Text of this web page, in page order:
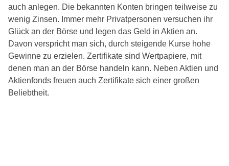
auch anlegen. Die bekannten Konten bringen teilweise zu
wenig Zinsen. Immer mehr Privatpersonen versuchen ihr
Glück an der Börse und legen das Geld in Aktien an.
Davon verspricht man sich, durch steigende Kurse hohe
Gewinne zu erzielen. Zertifikate sind Wertpapiere, mit
denen man an der Börse handeln kann. Neben Aktien und
Aktienfonds freuen auch Zertifikate sich einer großen
Beliebtheit.